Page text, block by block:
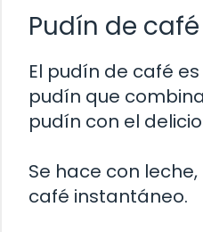
Pudín de café
El pudín de café
pudín que
pudín con el
Se hace con
café instantáneo.